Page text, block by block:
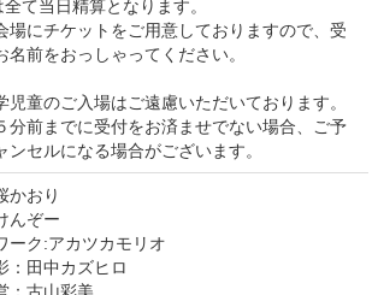
て当日精算となります。
場にチケットをご用意しておりますので、受
名前をおっしゃってください。
童のご入場はご遠慮いただいております。
分前までに受付をお済ませでない場合、ご予
ンセルになる場合がございます。
かおり
んぞー
ーク:アカツカモリオ
：田中カズヒロ